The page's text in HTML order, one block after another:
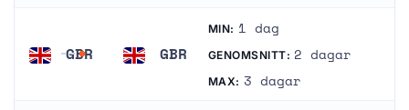
GBR GBR
MIN: 1 dag
GENOMSNITT: 2 dagar
MAX: 3 dagar